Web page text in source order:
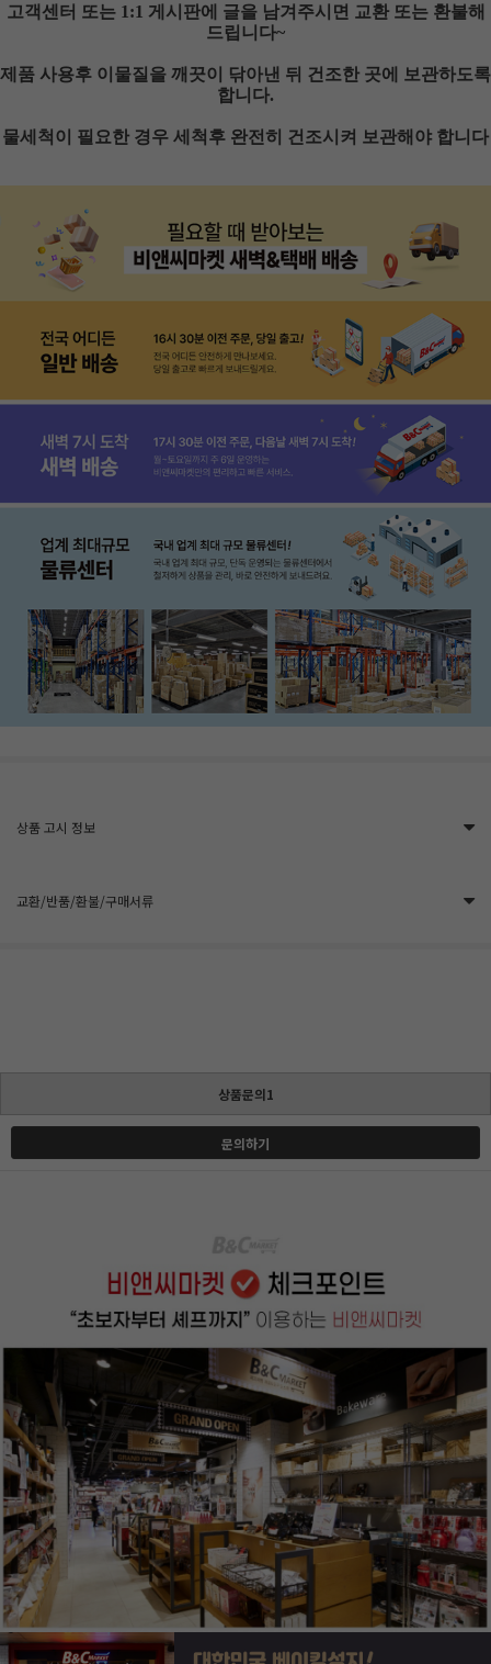
고객센터 또는 1:1 게시판에 글을 남겨주시면 교환 또는 환불해
드립니다~
제품 사용후 이물질을 깨끗이 닦아낸 뒤 건조한 곳에 보관하도록
합니다.
물세척이 필요한 경우 세척후 완전히 건조시켜 보관해야 합니다
상품 고시 정보
교환/반품/환불/구매서류
상품문의1
문의하기